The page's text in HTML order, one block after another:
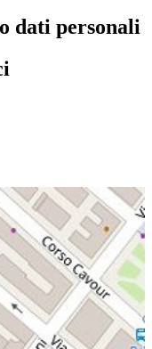
dati personali